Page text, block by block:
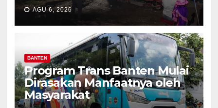
AGU 6, 2026
BANTEN
Program Trans Banten Mulai
Dirasakan Manfaatnya oleh
Masyarakat